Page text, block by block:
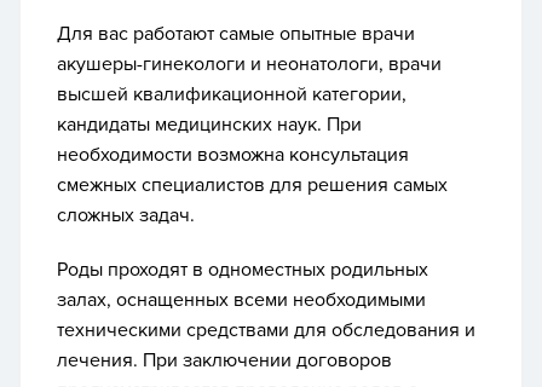
Для вас работают самые опытные врачи
акушеры-гинекологи и неонатологи, врачи
высшей квалификационной категории,
кандидаты медицинских наук. При
необходимости возможна консультация
смежных специалистов для решения самых
сложных задач.
Роды проходят в одноместных родильных
залах, оснащенных всеми необходимыми
техническими средствами для обследования и
лечения. При заключении договоров